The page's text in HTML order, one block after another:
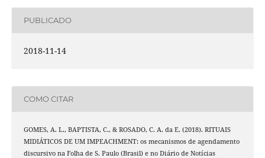
PUBLICADO
2018-11-14
COMO CITAR
GOMES, A. L., BAPTISTA, C., & ROSADO, C. A. da E. (2018). RITUAIS
MIDIÁTICOS DE UM IMPEACHMENT: os mecanismos de agendamento
discursivo na Folha de S. Paulo (Brasil) e no Diário de Notícias